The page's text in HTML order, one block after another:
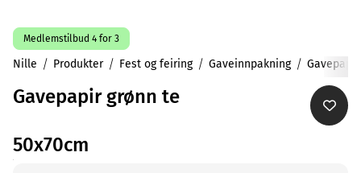
Medlemstilbud 4 for 3
Nille Produkter Fest og feiring Gaveinnpakning Gavepapir
Gavepapir grønn te
50x70cm